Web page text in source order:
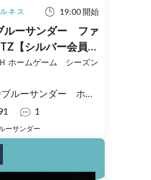
ネス 19:00 開始
ルーサンダー ファ
【シルバー会員】
申込
ホームゲーム シーズン
サンダー ホームゲーム会場
1
ーサンダー